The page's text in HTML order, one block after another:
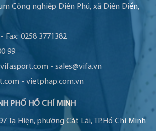
Công nghiệp Diên Phú, xã Diên Điền,
- Fax: 0258 3771382
99
- sales@vifa.vn
- vietphap.com.vn
PHỐ HỒ CHÍ MINH
Tạ Hiện, phường Cát Lái, TP.Hồ Chí Minh